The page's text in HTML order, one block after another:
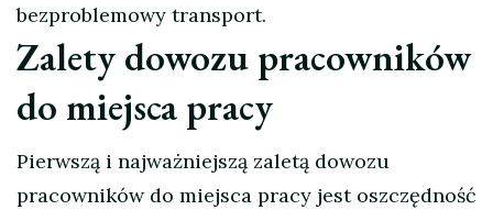
bezproblemowy transport.
Zalety dowozu pracowników
do miejsca pracy
Pierwszą i najważniejszą zaletą dowozu
pracowników do miejsca pracy jest oszczędność